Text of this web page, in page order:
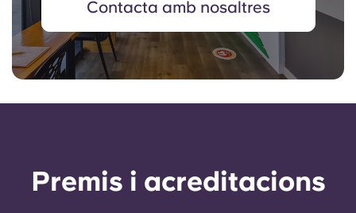
Contacta amb nosaltres
Premis i acreditacions